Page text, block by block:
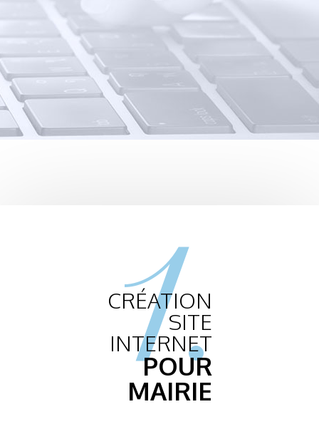
1.
CRÉATION
SITE
INTERNET
POUR
MAIRIE